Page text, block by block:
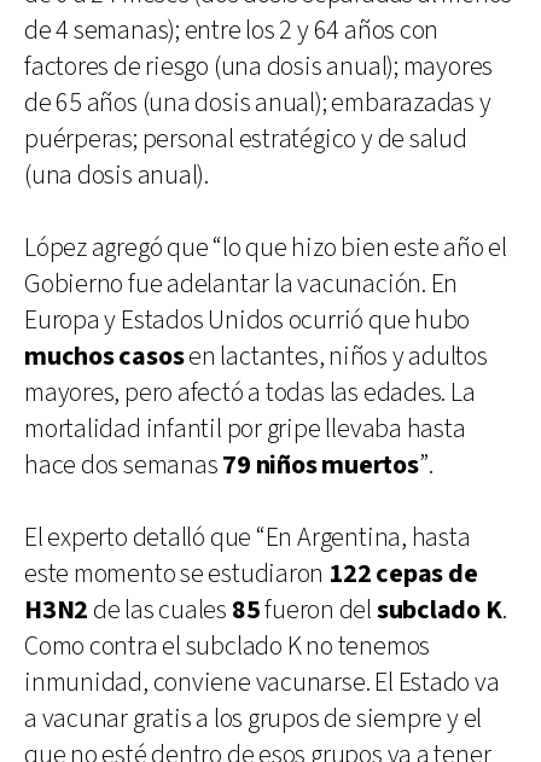
de 4 semanas); entre los 2 y 64 años con
factores de riesgo (una dosis anual); mayores
de 65 años (una dosis anual); embarazadas y
puérperas; personal estratégico y de salud
(una dosis anual).
López agregó que “lo que hizo bien este año el
Gobierno fue adelantar la vacunación. En
Europa y Estados Unidos ocurrió que hubo
muchos casosen lactantes, niños y adultos
mayores, pero afectó a todas las edades. La
mortalidad infantil por gripe llevaba hasta
hace dos semanas79 niños muertos”.
El experto detalló que “En Argentina, hasta
este momento se estudiaron 122 cepas de
H3N2 de las cuales 85fueron delsubclado K.
Como contra el subclado K no tenemos
inmunidad, conviene vacunarse. El Estado va
a vacunar gratis a los grupos de siempre y el
que no esté dentro de esos grupos va a tener